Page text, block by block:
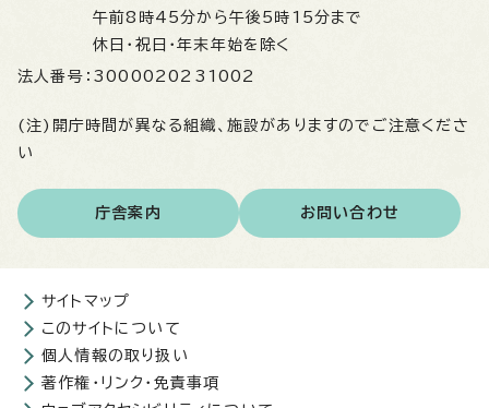
午前8時45分から午後5時15分まで
休日・祝日・年末年始を除く
法人番号： 3000020231002
(注)開庁時間が異なる組織、施設がありますのでご注意くださ
い
庁舎案内 お問い合わせ
サイトマップ
このサイトについて
個人情報の取り扱い
著作権・リンク・免責事項